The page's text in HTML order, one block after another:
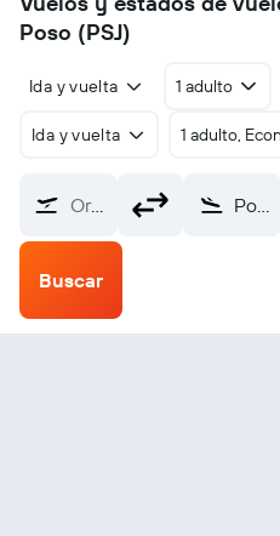
Poso (PSJ)
Ida y vuelta 1 adulto
Ida y vuelta 1 adulto,
Origen Poso (PSJ)
Buscar